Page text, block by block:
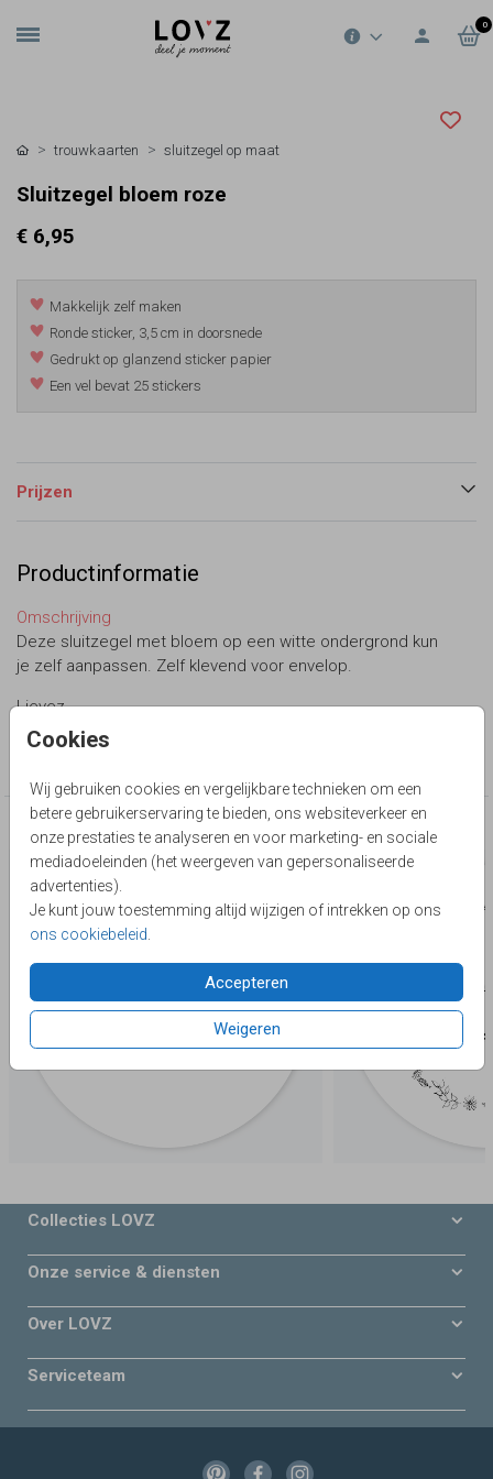
0
Cookies
Wij gebruiken cookies en vergelijkbare technieken om een
betere gebruikerservaring te bieden, ons websiteverkeer en
onze prestaties te analyseren en voor marketing- en sociale
mediadoeleinden (het weergeven van gepersonaliseerde
advertenties).
Je kunt jouw toestemming altijd wijzigen of intrekken op ons
ons cookiebeleid
Accepteren
Weigeren
trouwkaarten sluitzegel op maat
Sluitzegel bloem roze
€ 6,95
Makkelijk zelf maken
Ronde sticker, 3,5 cm in doorsnede
Gedrukt op glanzend sticker papier
Een vel bevat 25 stickers
Prijzen
Productinformatie
Omschrijving
Deze sluitzegel met bloem op een witte ondergrond kun
je zelf aanpassen. Zelf klevend voor envelop.
Lievez
Collectie
Deze producten zijn wellicht ook iets voor je
Collecties LOVZ
Onze service & diensten
Over LOVZ
Serviceteam